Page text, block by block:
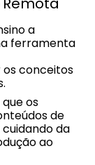
a
ferramenta
conceitos
os
de
da
ao